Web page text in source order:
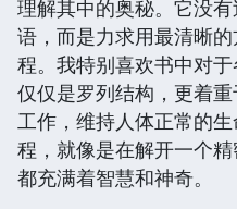
理解其中的奥秘。它没
语，而是力求用最清晰
程。我特别喜欢书中对
仅仅是罗列结构，更着
工作，维持人体正常的
程，就像是在解开一个
都充满着智慧和神奇。